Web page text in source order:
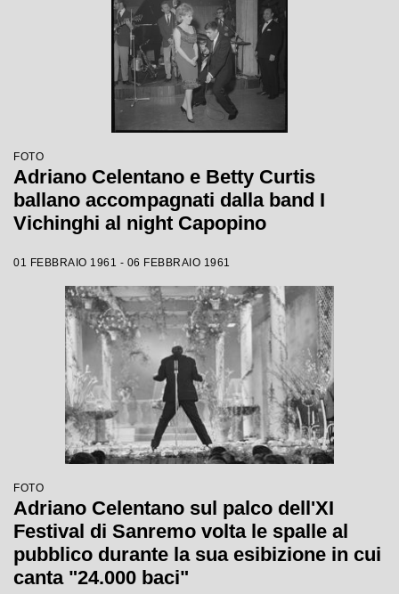
FOTO
Adriano Celentano e Betty Curtis
ballano accompagnati dalla band I
Vichinghi al night Capopino
01 FEBBRAIO 1961 - 06 FEBBRAIO 1961
FOTO
Adriano Celentano sul palco dell'XI
Festival di Sanremo volta le spalle al
pubblico durante la sua esibizione in cui
canta "24.000 baci"